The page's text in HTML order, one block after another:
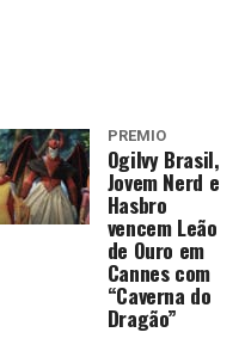
PRÊMIO
Ogilvy Brasil,
Jovem Nerd e
Hasbro
vencem Leão
de Ouro em
Cannes com
“Caverna do
Dragão”